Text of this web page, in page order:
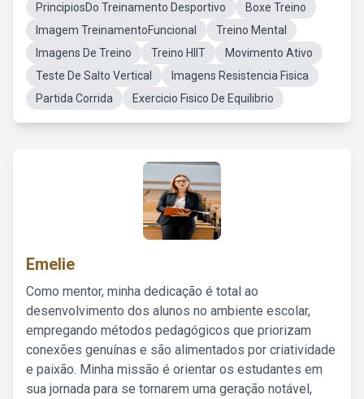
PrincipiosDo Treinamento Desportivo
Boxe Treino
Imagem TreinamentoFuncional
Treino Mental
Imagens De Treino
Treino HIIT
Movimento Ativo
Teste De Salto Vertical
Imagens Resistencia Fisica
Partida Corrida
Exercicio Fisico De Equilibrio
Emelie
Como mentor, minha dedicação é total ao
desenvolvimento dos alunos no ambiente escolar,
empregando métodos pedagógicos que priorizam
conexões genuínas e são alimentados por criatividade
e paixão. Minha missão é orientar os estudantes em
sua jornada para se tornarem uma geração notável,